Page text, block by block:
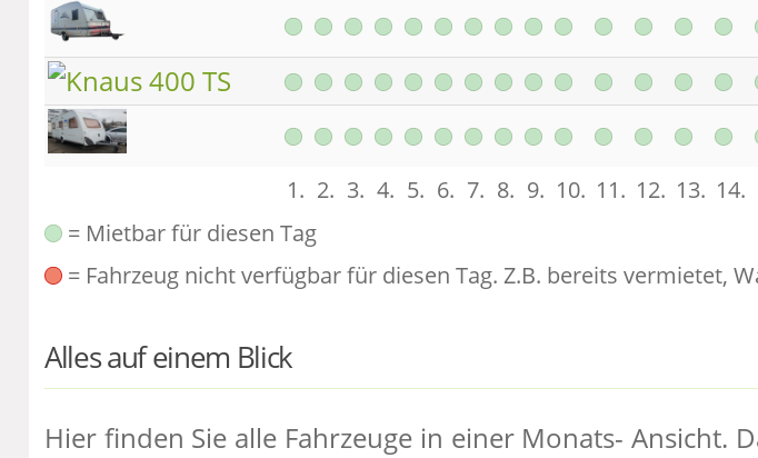
1. 2. 3. 4. 5. 6. 7. 8. 9. 10. 11. 12. 13. 14.
= Mietbar für diesen Tag
= Fahrzeug nicht verfügbar für diesen Tag. Z.B. bereits vermietet,
Alles auf einem Blick
Hier finden Sie alle Fahrzeuge in einer Monats- Ansicht.